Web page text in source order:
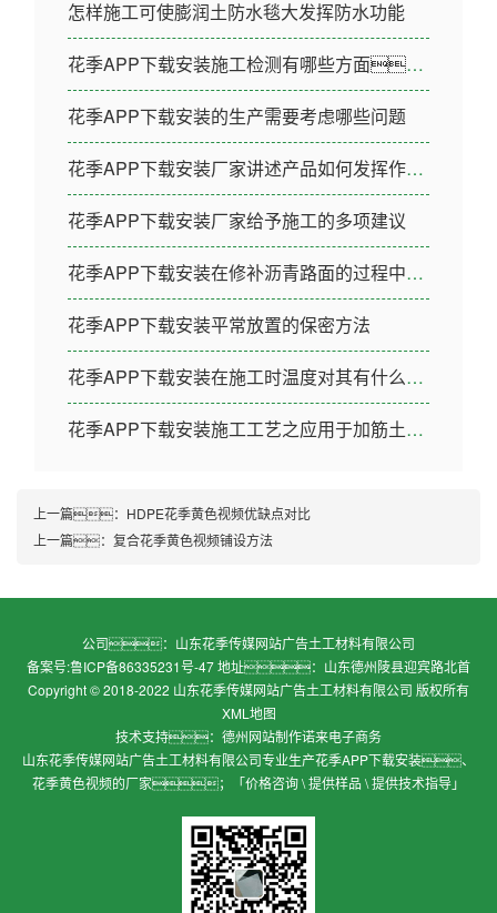
怎样施工可使膨润土防水毯大发挥防水功能
花季APP下载安装施工检测有哪些方面？
花季APP下载安装的生产需要考虑哪些问题
花季APP下载安装厂家讲述产品如何发挥作用的
花季APP下载安装厂家给予施工的多项建议
花季APP下载安装在修补沥青路面的过程中需要注意哪些问题
花季APP下载安装平常放置的保密方法
花季APP下载安装在施工时温度对其有什么影响
花季APP下载安装施工工艺之应用于加筋土挡墙
上一篇： HDPE花季黄色视频优缺点对比
上一篇： 复合花季黄色视频铺设方法
公司：山东花季传媒网站广告土工材料有限公司
备案号:鲁ICP备86335231号-47地址：山东德州陵县迎宾路北首
Copyright © 2018-2022 山东花季传媒网站广告土工材料有限公司 版权所有
XML地图
技术支持： 德州网站制作诺来电子商务
山东花季传媒网站广告土工材料有限公司专业生产花季APP下载安装、
花季黄色视频的厂家；「价格咨询 \ 提供样品 \ 提供技术指导」